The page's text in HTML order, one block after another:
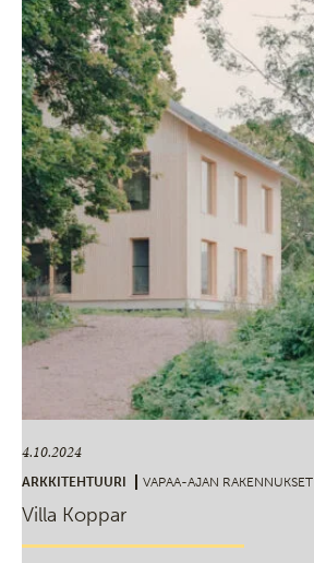
4.10.2024
ARKKITEHTUURI VAPAA-AJAN RAKENNUKSET
Villa Koppar